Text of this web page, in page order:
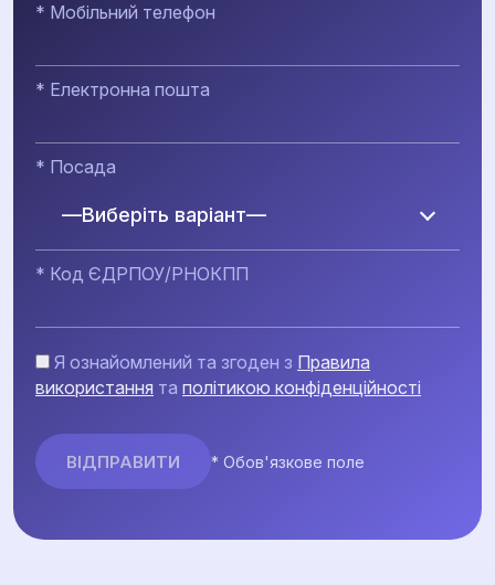
* Мобільний телефон
* Електронна пошта
* Посада
—Виберіть варіант—
* Код ЄДРПОУ/РНОКПП
Я ознайомлений та згоден з Правила
використання та політикою конфіденційності
* Обов'язкове поле